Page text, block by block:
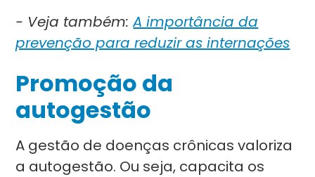
- Veja também:A importância da
prevenção para reduzir as internações
Promoção da
autogestão
A gestão de doenças crônicas valoriza
a autogestão. Ou seja, capacita os